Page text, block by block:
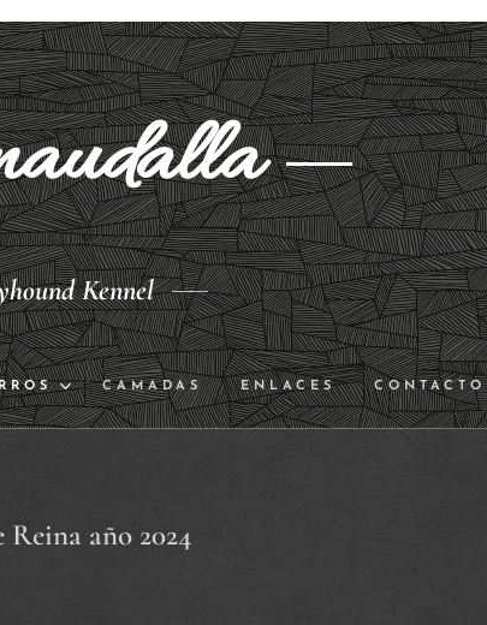
Kennel
CAMADAS ENLACES CONTACTO
Reina año 2024